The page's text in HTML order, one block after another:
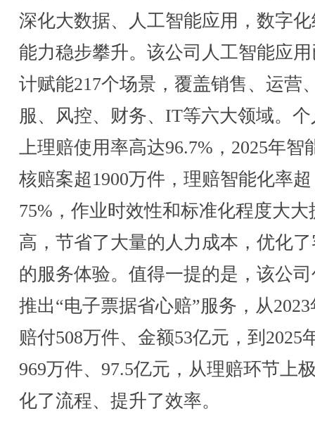
深化大数据、人工智能应用，数字
能力稳步攀升。该公司人工智能应
计赋能217个场景，覆盖销售、运营
服、风控、财务、IT等六大领域。
上理赔使用率高达96.7%，2025年智
核赔案超1900万件，理赔智能化率超
75%，作业时效性和标准化程度大大
高，节省了大量的人力成本，优化
的服务体验。值得一提的是，该公
推出“电子票据省心赔”服务，从
赔付508万件、金额53亿元，到2025
969万件、97.5亿元，从理赔环节上
化了流程、提升了效率。